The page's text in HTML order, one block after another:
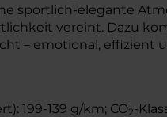
sportlich-elegante
vereint. Dazu
– emotional, effizient
199-139 g/km; CO2-